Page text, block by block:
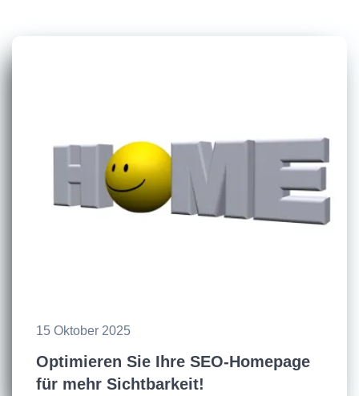
15 Oktober 2025
Optimieren Sie Ihre SEO-Homepage
für mehr Sichtbarkeit!